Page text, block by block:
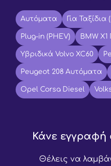
Αυτόματα Για
Plug-in (PHEV) BMW
Υβριδικά Volvo XC60
Peugeot 208 Αυτόματα
Opel Corsa Diesel
Κάνε εγγραφή
Θέλεις να